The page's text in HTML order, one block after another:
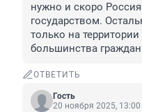
нужно и скоро
государством.
только на
большинства
ОТВЕТИТЬ
Гость
20 ноября 2025, 13:00